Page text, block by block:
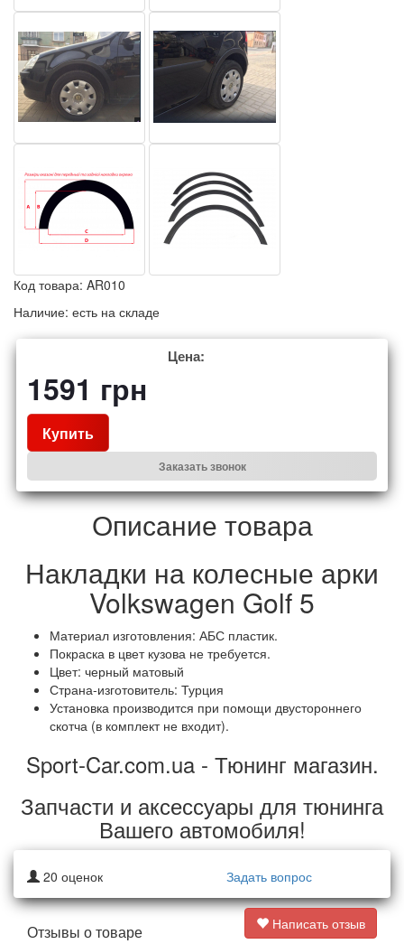
Код товара: AR010
Наличие: есть на складе
Цена:
1591 грн
Купить
Заказать звонок
Описание товара
Накладки на колесные арки
Volkswagen Golf 5
Материал изготовления: АБС пластик.
Покраска в цвет кузова не требуется.
Цвет: черный матовый
Страна-изготовитель: Турция
Установка производится при помощи двустороннего
скотча (в комплектне входит).
Sport-Car.com.ua - Тюнинг магазин.
Запчасти и аксессуары для тюнинга
Вашего автомобиля!
20 оценок Задать вопрос
Отзывы о товаре
Написать отзыв